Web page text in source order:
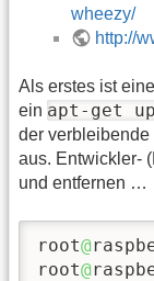
wheezy/
http://
Als erstes ist
ein apt-get
der
aus. Entwickler-
und entfernen …
root@
root@